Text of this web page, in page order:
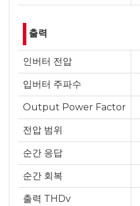
출력
인버터 전압
입버터 주파수
Output Power Factor
전압 범위
순간 응답
순간 회복
출력 THDv